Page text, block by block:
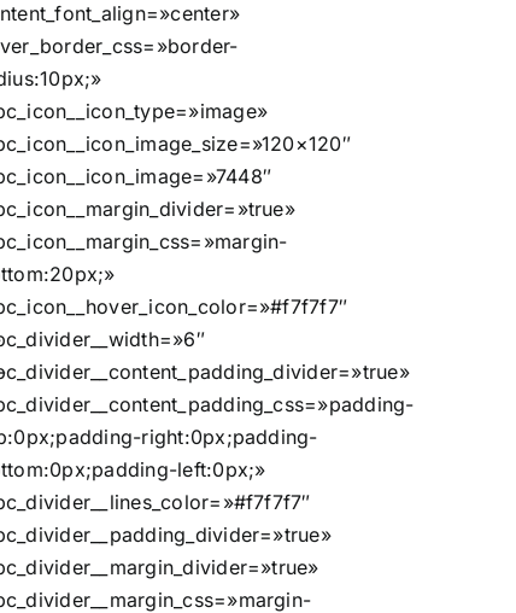
right:0px;padding-
left:0px;»